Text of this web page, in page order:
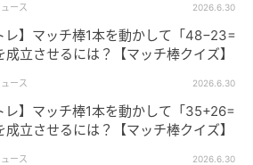
となら何でもお気軽にご相談く
ッチ棒クイズ』問題まとめ→あ
けるかな？
初級編『マッチ棒クイズ』問題まとめ
ぐにひらめけるかな？
ース 2026.6.30
レ】マッチ棒1本を動かして「48−23=
成立させるには？【マッチ棒クイズ】
ース 2026.6.30
レ】マッチ棒1本を動かして「35+26=
成立させるには？【マッチ棒クイズ】
ース 2026.6.30